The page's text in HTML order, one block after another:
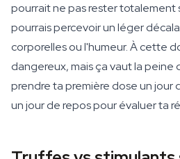
pourrait ne pas rester totalement
pourrais percevoir un léger
corporelles ou l'humeur. À cette
dangereux, mais ça vaut la peine
prendre ta première dose un jour
un jour de repos pour évaluer ta